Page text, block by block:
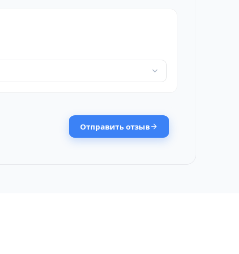
Отправить отзыв